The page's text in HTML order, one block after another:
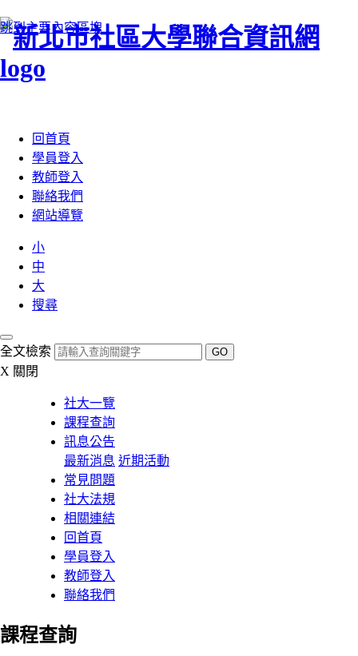
跳到主要內容區塊
回首頁
學員登入
教師登入
聯絡我們
網站導覽
小
中
大
搜尋
全文檢索 GO
X 關閉
社大一覽
課程查詢
訊息公告
最新消息 近期活動
常見問題
社大法規
相關連結
回首頁
學員登入
教師登入
聯絡我們
課程查詢